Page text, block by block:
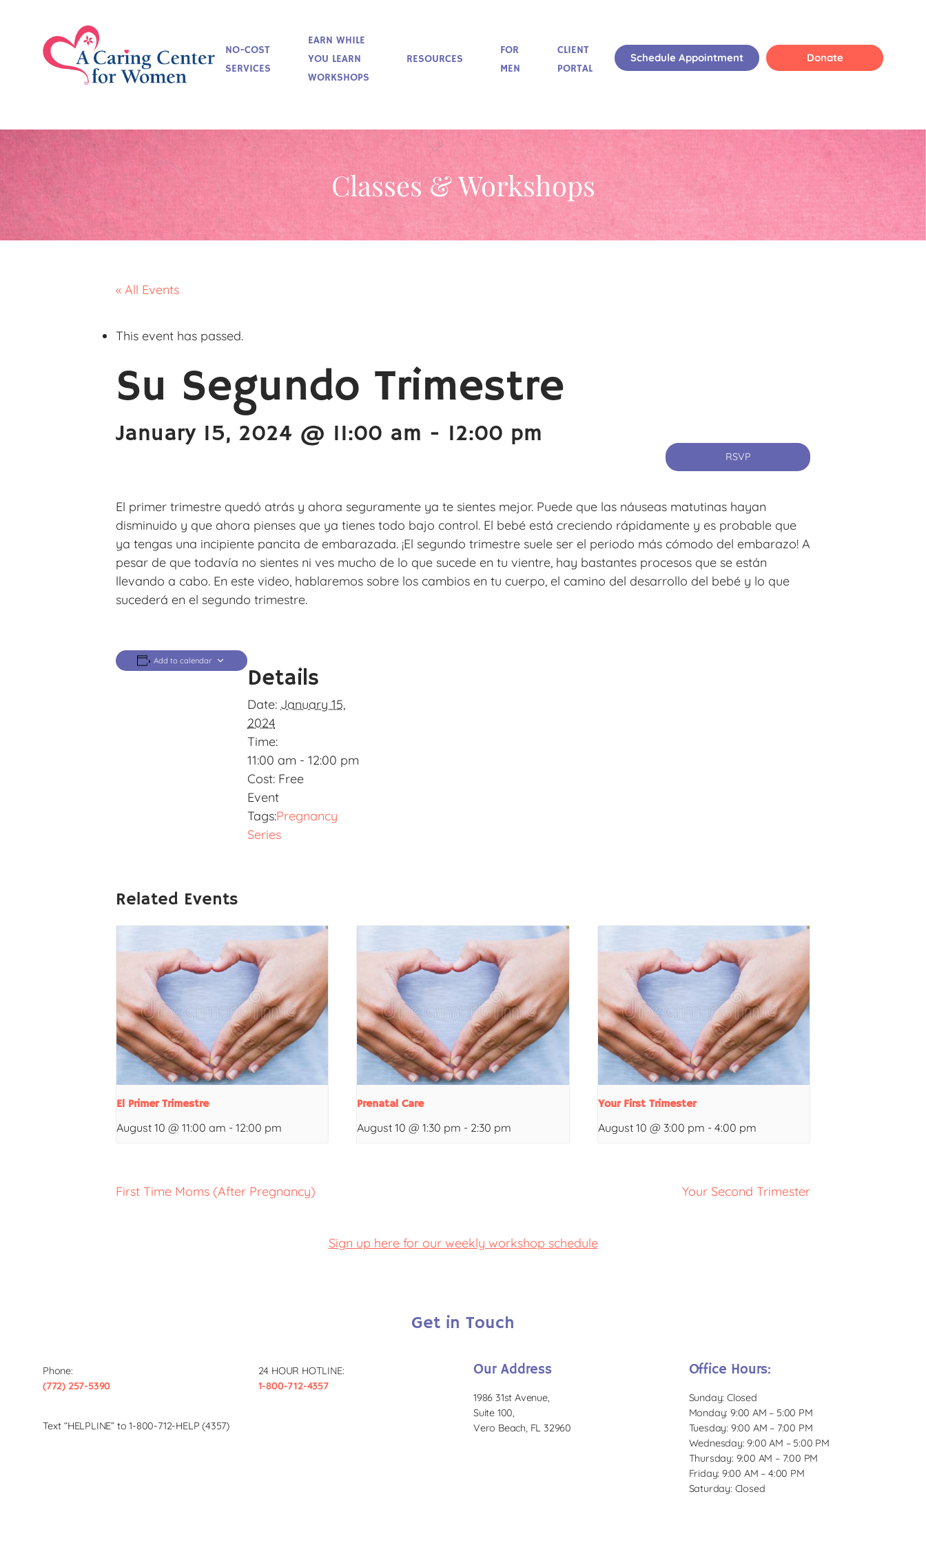
NO-COST
SERVICES
EARN WHILE
YOU LEARN
WORKSHOPS
RESOURCES
FOR
MEN
CLIENT
PORTAL
Schedule Appointment Donate
Classes & Workshops
« All Events
This event has passed.
Su Segundo Trimestre
January 15, 2024 @ 11:00 am - 12:00 pm
RSVP
El primer trimestre quedó atrás y ahora seguramente ya te sientes mejor. Puede que las náuseas matutinas hayan
disminuido y que ahora pienses que ya tienes todo bajo control. El bebé está creciendo rápidamente y es probable que
ya tengas una incipiente pancita de embarazada. ¡El segundo trimestre suele ser el periodo más cómodo del embarazo! A
pesar de que todavía no sientes ni ves mucho de lo que sucede en tu vientre, hay bastantes procesos que se están
llevando a cabo. En este video, hablaremos sobre los cambios en tu cuerpo, el camino del desarrollo del bebé y lo que
sucederá en el segundo trimestre.
Add to calendar
Details
Date: January 15,
2024
Time:
11:00 am - 12:00 pm
Cost: Free
Event
Tags:Pregnancy
Series
Related Events
El Primer Trimestre
August 10 @ 11:00 am - 12:00 pm
Prenatal Care
August 10 @ 1:30 pm - 2:30 pm
Your First Trimester
August 10 @ 3:00 pm - 4:00 pm
First Time Moms (After Pregnancy) Your Second Trimester
Sign up here for our weekly workshop schedule
Get in Touch
Phone:
(772) 257-5390
24 HOUR HOTLINE:
1-800-712-4357
Text “HELPLINE” to 1-800-712-HELP (4357)
Our Address
1986 31st Avenue,
Suite 100,
Vero Beach, FL 32960
Office Hours:
Sunday: Closed
Monday: 9:00 AM – 5:00 PM
Tuesday: 9:00 AM – 7:00 PM
Wednesday: 9:00 AM – 5:00 PM
Thursday: 9:00 AM – 7:00 PM
Friday: 9:00 AM – 4:00 PM
Saturday: Closed